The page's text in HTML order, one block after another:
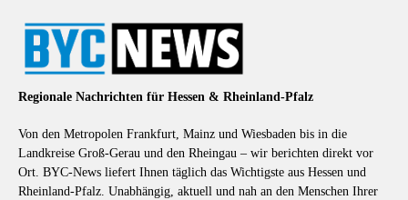
Regionale Nachrichten für Hessen & Rheinland-Pfalz
Von den Metropolen Frankfurt, Mainz und Wiesbaden bis in die
Landkreise Groß-Gerau und den Rheingau – wir berichten direkt vor
Ort. BYC-News liefert Ihnen täglich das Wichtigste aus Hessen und
Rheinland-Pfalz. Unabhängig, aktuell und nah an den Menschen Ihrer